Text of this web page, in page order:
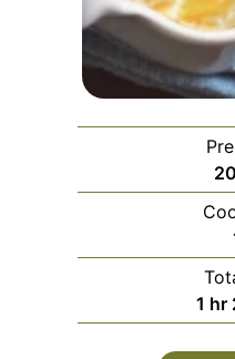
20
1 hr